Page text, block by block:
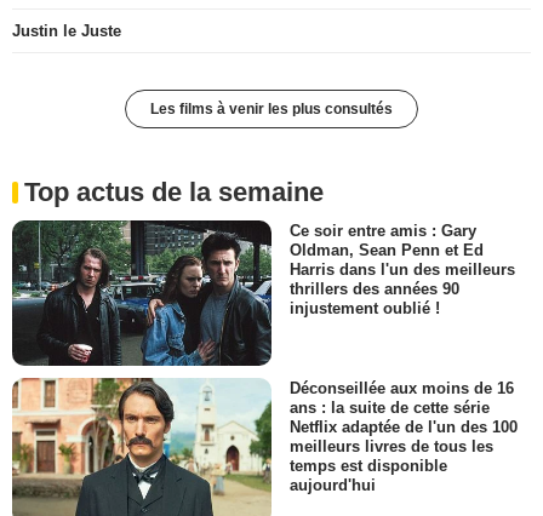
Justin le Juste
Les films à venir les plus consultés
Top actus de la semaine
Ce soir entre amis : Gary
Oldman, Sean Penn et Ed
Harris dans l'un des meilleurs
thrillers des années 90
injustement oublié !
Déconseillée aux moins de 16
ans : la suite de cette série
Netflix adaptée de l'un des 100
meilleurs livres de tous les
temps est disponible
aujourd'hui